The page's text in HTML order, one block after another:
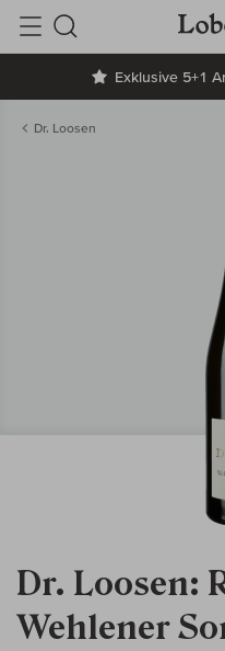
Exklusive 5+1
Suche
Dr. Loosen
Dr. Loosen:
Wehlener